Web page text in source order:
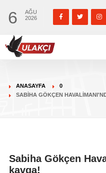
6
AĞU
2026
ANASAYFA
0
SABIHA GÖKÇEN
Sabiha Gökçen
kavga!